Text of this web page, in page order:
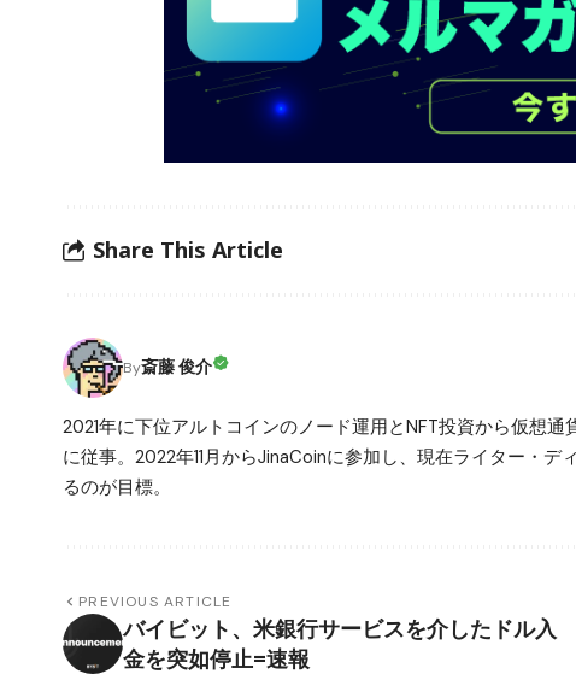
Share This Article
By斎藤 俊介
2021年に下位アルトコインのノード運用とNFT投資から仮想
に従事。2022年11月からJinaCoinに参加し、現在ライター・
るのが目標。
PREVIOUS ARTICLE
バイビット、米銀行サービスを介したドル入
金を突如停止=速報